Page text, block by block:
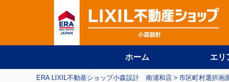
ホーム エリ
ERA LIXIL不動産ショップ小森設計 南浦和店 市区町村選択画